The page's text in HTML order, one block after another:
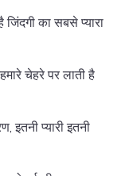
का सबसे प्यारा
चेहरे पर लाती है
प्यारी इतनी